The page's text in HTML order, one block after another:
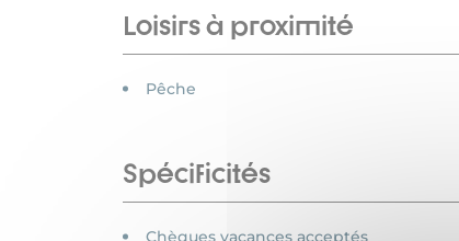
Loisirs à proximité
Pêche
Spécificités
Chèques vacances acceptés